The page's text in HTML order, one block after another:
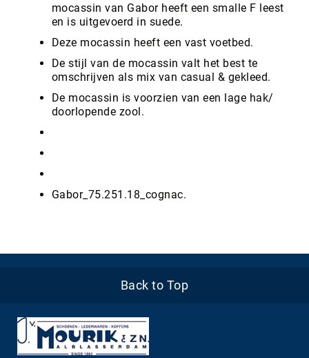
mocassin van Gabor heeft een smalle F leest
en is uitgevoerd in suede.
Deze mocassin heeft een vast voetbed.
De stijl van de mocassin valt het best te
omschrijven als mix van casual & gekleed.
De mocassin is voorzien van een lage hak/
doorlopende zool.
Gabor_75.251.18_cognac.
Back to Top